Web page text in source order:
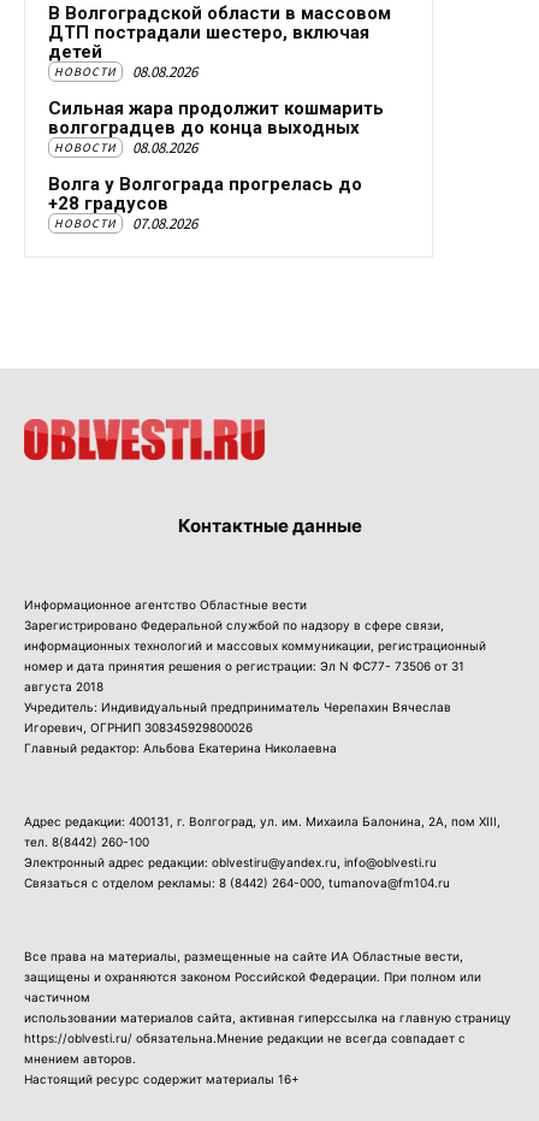
В Волгоградской области в массовом
ДТП пострадали шестеро, включая
детей
НОВОСТИ 08.08.2026
Сильная жара продолжит кошмарить
волгоградцев до конца выходных
НОВОСТИ 08.08.2026
Волга у Волгограда прогрелась до
+28 градусов
НОВОСТИ 07.08.2026
Контактные данные
Информационное агентство Областные вести
Зарегистрировано Федеральной службой по надзору в сфере связи,
информационных технологий и массовых коммуникации, регистрационный
номер и дата принятия решения о регистрации: Эл N ФС77- 73506 от 31
августа 2018
Учредитель: Индивидуальный предприниматель Черепахин Вячеслав
Игоревич, ОГРНИП 308345929800026
Главный редактор: Альбова Екатерина Николаевна
Адрес редакции: 400131, г. Волгоград, ул. им. Михаила Балонина, 2А, пом XIII,
тел. 8(8442) 260-100
Электронный адрес редакции: oblvestiru@yandex.ru, info@oblvesti.ru
Связаться с отделом рекламы: 8 (8442) 264-000 , tumanova@fm104.ru
Все права на материалы, размещенные на сайте ИА Областные вести,
защищены и охраняются законом Российской Федерации. При полном или
частичном
использовании материалов сайта, активная гиперссылка на главную страницу
https://oblvesti.ru/ обязательна.Мнение редакции не всегда совпадает с
мнением авторов.
Настоящий ресурс содержит материалы 16+